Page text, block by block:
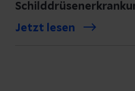
Jetzt lesen